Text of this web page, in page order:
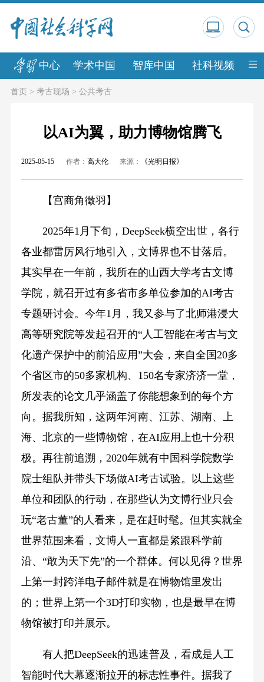
中心 学术中国 智库中国 社科视频 中
首页> 考古现场 > 公共考古
以AI为翼，助力博物馆腾飞
2025-05-15 作者： 高大伦 来源： 《光明日报》
【宫商角徵羽】
2025年1月下旬，DeepSeek横空出世，各行
各业都雷厉风行地引入，文博界也不甘落后。
其实早在一年前，我所在的山西大学考古文博
学院，就召开过有多省市多单位参加的AI考古
专题研讨会。今年1月，我又参与了北师港浸大
高等研究院等发起召开的“人工智能在考古与文
化遗产保护中的前沿应用”大会，来自全国20多
个省区市的50多家机构、150名专家济济一堂，
所发表的论文几乎涵盖了你能想象到的每个方
向。据我所知，这两年河南、江苏、湖南、上
海、北京的一些博物馆，在AI应用上也十分积
极。再往前追溯，2020年就有中国科学院数学
院士组队并带头下场做AI考古试验。以上这些
单位和团队的行动，在那些认为文博行业只会
玩“老古董”的人看来，是在赶时髦。但其实就全
世界范围来看，文博人一直都是紧跟科学前
沿、“敢为天下先”的一个群体。何以见得？世界
上第一封跨洋电子邮件就是在博物馆里发出
的；世界上第一个3D打印实物，也是最早在博
物馆被打印并展示。
有人把DeepSeek的迅速普及，看成是人工
智能时代大幕逐渐拉开的标志性事件。据我了